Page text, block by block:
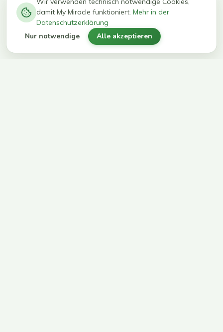
kg in 12
Wochen
erreichen
ihr Ziel
damit My Miracle funktioniert. Mehr in der
Datenschutzerklärung
Nur notwendige Alle akzeptieren